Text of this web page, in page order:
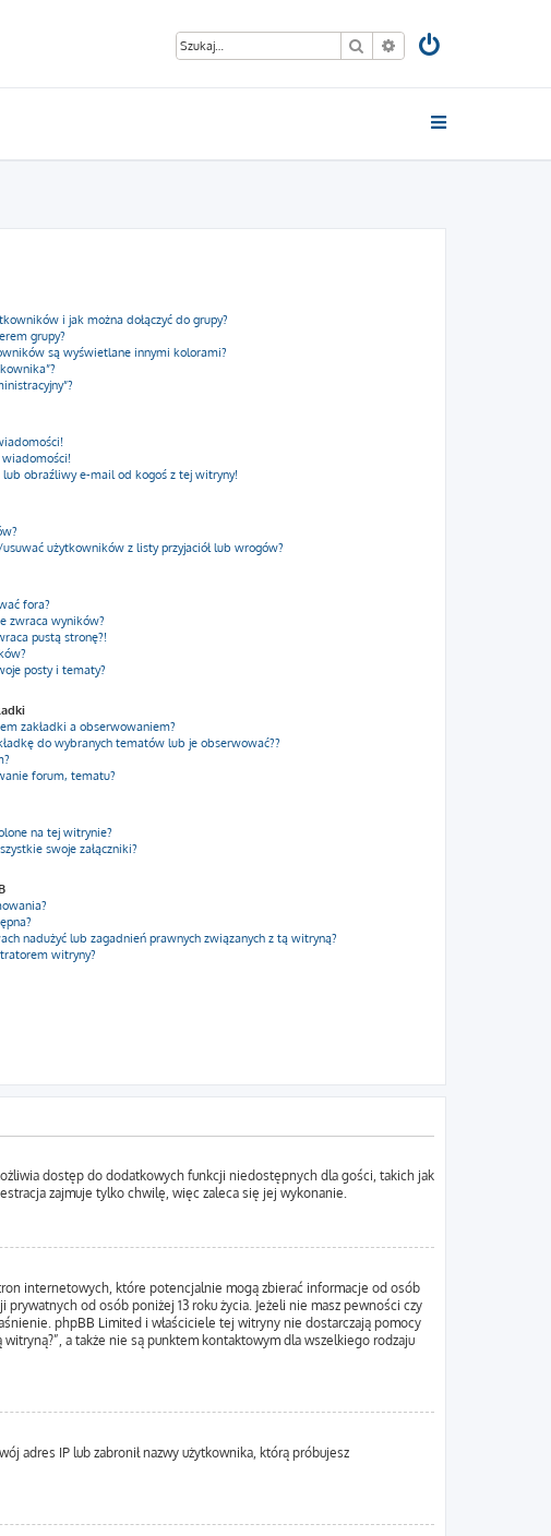
Szukaj Wyszukiwanie
i jak można dołączyć do grupy?
grupy?
są wyświetlane innymi kolorami?
wiadomości!
lub obraźliwy e-mail od kogoś z tej witryny!
użytkowników z listy przyjaciół lub wrogów?
fora?
zwraca wyników?
pustą stronę?!
posty i tematy?
zakładki a obserwowaniem?
do wybranych tematów lub je obserwować??
forum, tematu?
na tej witrynie?
swoje załączniki?
nadużyć lub zagadnień prawnych związanych z tą witryną?
witryny?
dostęp do dodatkowych funkcji niedostępnych dla gości, takich jak
zajmuje tylko chwilę, więc zaleca się jej wykonanie.
internetowych, które potencjalnie mogą zbierać informacje od osób
od osób poniżej 13 roku życia. Jeżeli nie masz pewności czy
phpBB Limited i właściciele tej witryny nie dostarczają pomocy
a także nie są punktem kontaktowym dla wszelkiego rodzaju
adres IP lub zabronił nazwy użytkownika, którą próbujesz